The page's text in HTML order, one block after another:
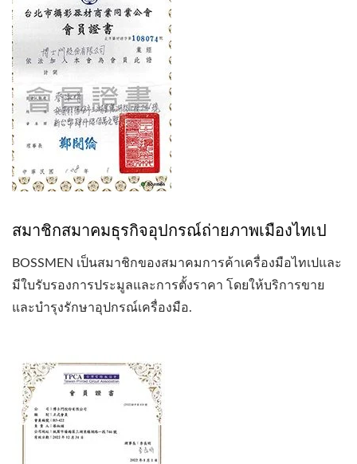
สมาชิกสมาคมธุรกิจอุปกรณ์ถ่ายภาพเมืองไทเป
BOSSMEN เป็นสมาชิกของสมาคมการค้าเครื่องมือไทเปและ
มีใบรับรองการประมูลและการตั้งราคา โดยให้บริการขาย
และบำรุงรักษาอุปกรณ์เครื่องมือ.